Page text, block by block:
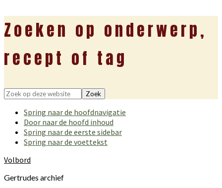
Zoeken op onderwerp,
recept of tag
Zoek
deze
website
Spring naar de hoofdnavigatie
Door naar de hoofd inhoud
Spring naar de eerste sidebar
Spring naar de voettekst
Volbord
Gertrudes archief